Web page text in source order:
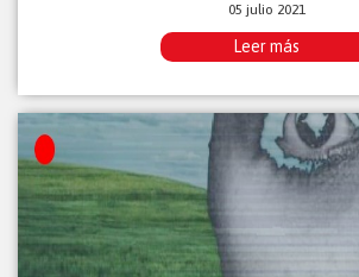
05 julio 2021
Leer más